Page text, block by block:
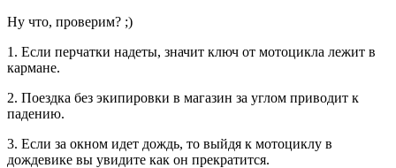
Ну что, проверим? ;)
1. Если перчатки надеты, значит ключ от мотоцикла лежит в
кармане.
2. Поездка без экипировки в магазин за углом приводит к
падению.
3. Если за окном идет дождь, то выйдя к мотоциклу в
дождевике вы увидите как он прекратится.